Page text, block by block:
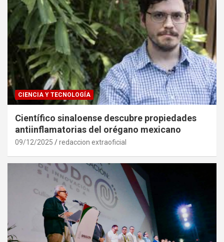
CIENCIA Y TECNOLOGÍA
Científico sinaloense descubre propiedades
antiinflamatorias del orégano mexicano
09/12/2025 redaccion extraoficial